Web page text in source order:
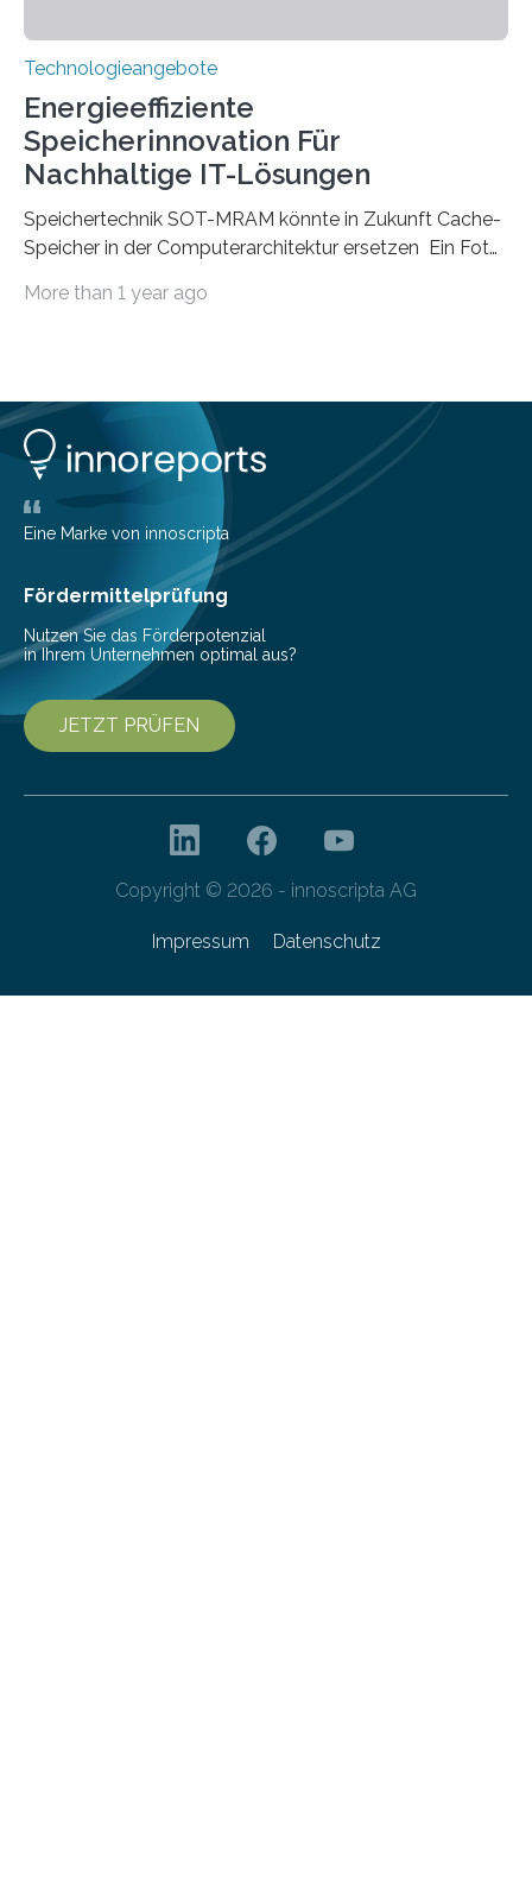
Technologieangebote
Energieeffiziente
Speicherinnovation Für
Nachhaltige IT-Lösungen
Speichertechnik SOT-MRAM könnte in Zukunft Cache-
Speicher in der Computerarchitektur ersetzen Ein Foto,
Hochgeladene Medien landen in riesigen Cloud-
weltweiten Gesamtenergieverbrauchs, was 200
Terawattstunden Strom pro Jahr entspricht. Dieser
immense Energiebedarf hat Wissenschaftlerinnen und
Wissenschaftler dazu veranlasst, innovative Wege zur
Senkung des Energieverbrauchs zu erforschen. Neuer
Ansatz für Smartphones und Supercomputer
gleichermaßen geeignet…
More than 1 year ago
Eine Marke von innoscripta
Fördermittelprüfung
Nutzen Sie das Förderpotenzial
in Ihrem Unternehmen optimal aus?
JETZT PRÜFEN
Copyright © 2026 - innoscripta AG
Impressum Datenschutz